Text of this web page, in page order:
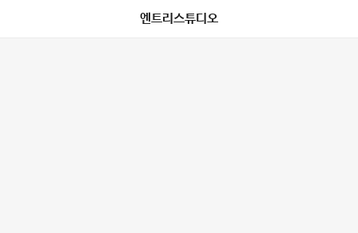
엔트리스튜디오